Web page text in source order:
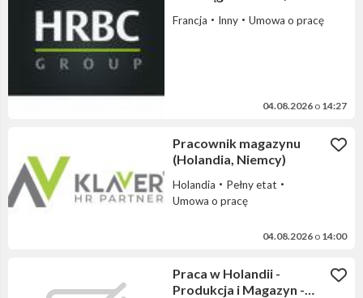
PRĄDU!
Francja Inny Umowa o pracę
04.08.2026 o 14:27
Pracownik magazynu
(Holandia, Niemcy)
Holandia
Pełny etat
Umowa o pracę
04.08.2026 o 14:00
Praca w Holandii -
Produkcja i Magazyn -